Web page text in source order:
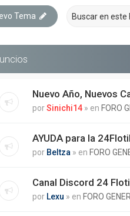
Tema
Nuevo Año, Nuevos
porSinichi14 » en FORO
AYUDA para la
por Beltza » en FORO
Canal Discord 24
por Lexu » en FORO